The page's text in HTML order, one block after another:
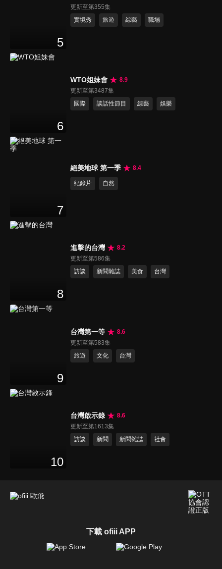
5
更新至第355集
實境秀
旅遊 綜藝 職場
6
WTO姐妹會
8.9
更新至第3487集
國際
談話性節目 綜藝 娛樂
7
絕美地球 第一季 8.4
紀錄片 自然
8
進擊的台灣
8.2
更新至第586集
訪談
新聞雜誌 美食 台灣
9
台灣第一等
8.6
更新至第583集
旅遊
文化 台灣
10
台灣啟示錄
8.6
更新至第1613集
訪談
新聞 新聞雜誌 社會
下載 ofiii APP